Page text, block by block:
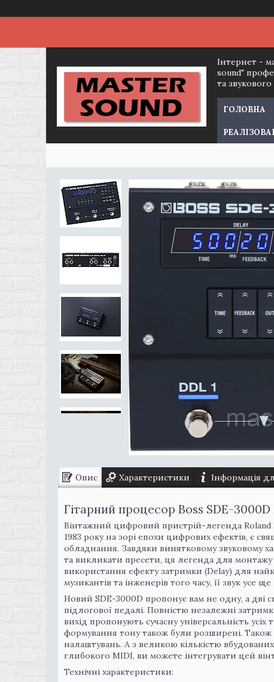
Інтернет -
sound"
та
ГОЛОВНА
Опис Характеристики Інформація
Гітарний процесор Boss SDE-
Вінтажний цифровий пристрій-легенда
1983 року на зорі епохи цифрових ефектів, є
обладнання. Завдяки винятковому звуковому
та викликати пресети, ця легенда для
використання ефекту затримки (Delay) для
музикантів та інженерів того часу, її звук усе
Новий SDE-3000D пропонує вам не одну, а дві
підлогової педалі. Повністю незалежні
вихід пропонують сучасну універсальність
формування тону також були розширені. Також
налаштувань. А з великою кількістю
глибокого MIDI, ви можете інтегрувати цей
Технічні характеристики: